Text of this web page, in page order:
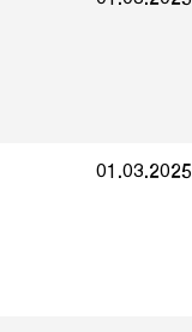
01.03.2025